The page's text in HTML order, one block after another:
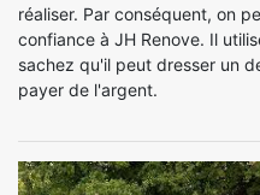
réaliser. Par conséquent, on
confiance à JH Renove. Il
sachez qu'il peut dresser un
payer de l'argent.